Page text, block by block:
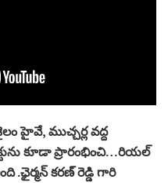
హైవే, ముచ్చర్ల వద్ద
కూడా ప్రారంభించి…రియల్
.ఛైర్మన్ కరణ్ రెడ్డి గారి